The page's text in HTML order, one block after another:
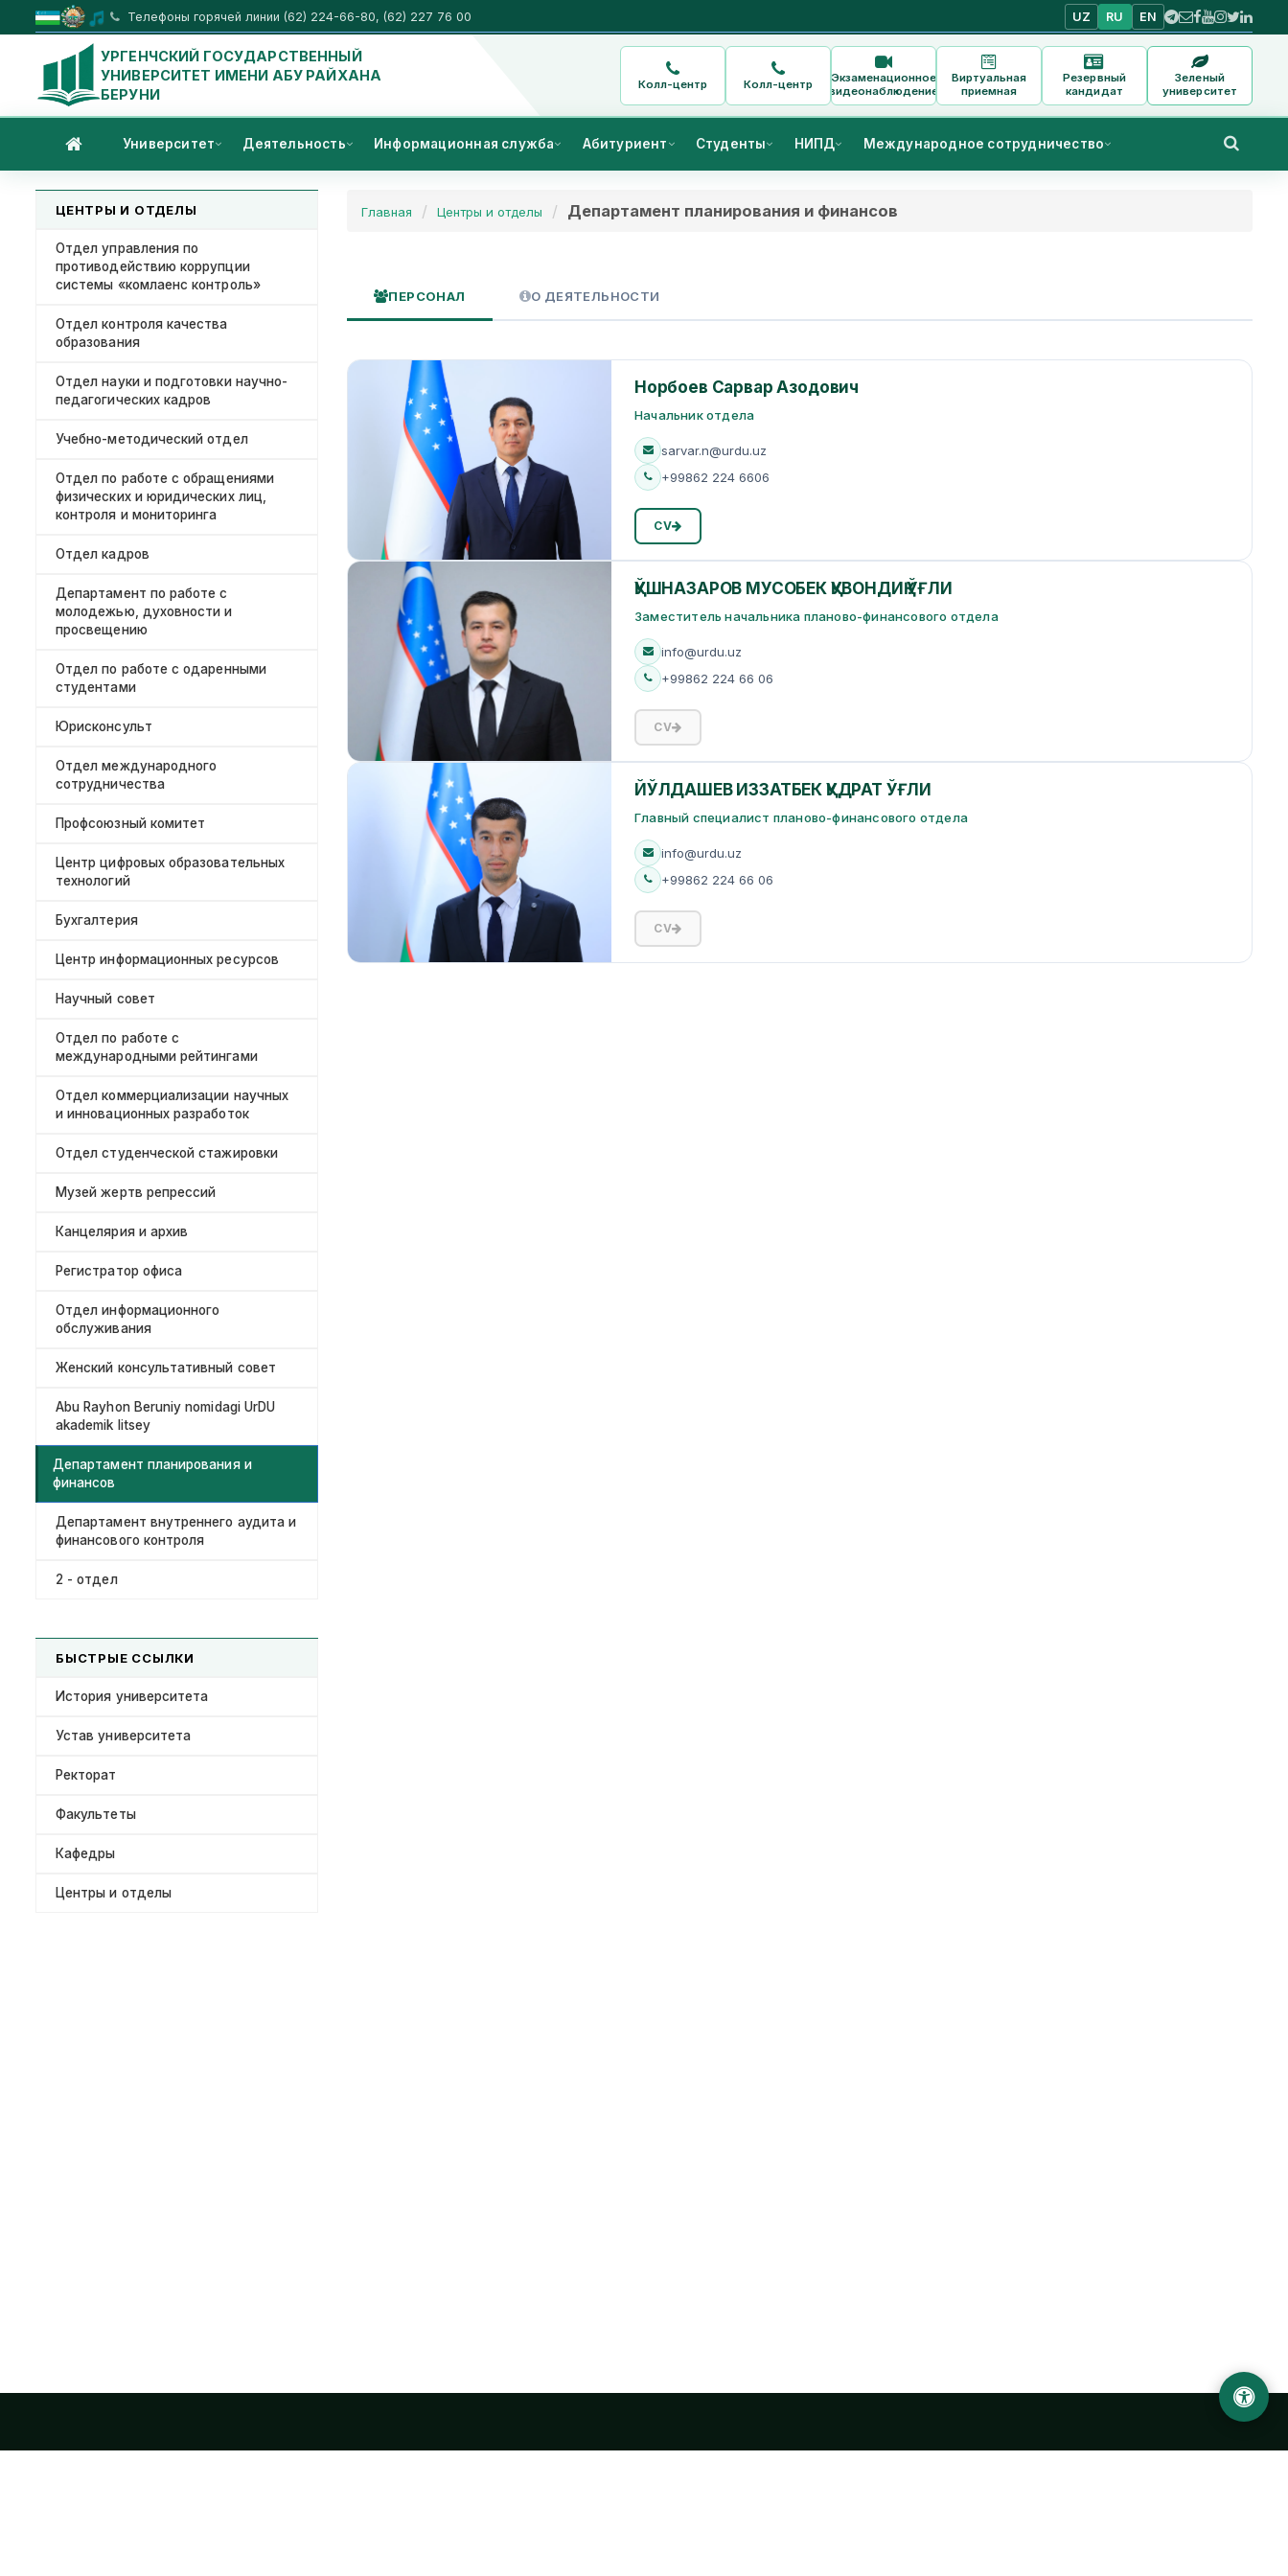
Телефоны горячей линии (62) 224-66-80, (62) 227 76 00 UZ RU EN
УРГЕНЧСКИЙ ГОСУДАРСТВЕННЫЙ
УНИВЕРСИТЕТ ИМЕНИ АБУ РАЙХАНА
БЕРУНИ
Колл-центр Колл-центр
Экзаменационное
видеонаблюдение
Виртуальная
приемная
Резервный
кандидат
Зеленый
университет
Университет Деятельность Информационная служба Абитуриент Студенты НИПД Международное сотрудничество
Главная Центры и отделы Департамент планирования и финансов
ПЕРСОНАЛ О ДЕЯТЕЛЬНОСТИ
Норбоев Сарвар Азодович
Начальник отдела
sarvar.n@urdu.uz
+99862 224 6606
CV
ҚЎШНАЗАРОВ МУСОБEК ҚУВОНДИҚ ЎҒЛИ
Заместитель начальника планово-финансового отдела
info@urdu.uz
+99862 224 66 06
CV
ЙЎЛДАШEВ ИЗЗАТБEК ҚУДРАТ ЎҒЛИ
Главный специалист планово-финансового отдела
info@urdu.uz
+99862 224 66 06
CV
ЦЕНТРЫ И ОТДЕЛЫ
Отдел управления по
противодействию коррупции
системы «комлаенс контроль»
Отдел контроля качества
образования
Отдел науки и подготовки научно-
педагогических кадров
Учебно-методический отдел
Отдел по работе с обращениями
физических и юридических лиц,
контроля и мониторинга
Отдел кадров
Департамент по работе с
молодежью, духовности и
просвещению
Отдел по работе с одаренными
студентами
Юрисконсульт
Отдел международного
сотрудничества
Профсоюзный комитет
Центр цифровых образовательных
технологий
Бухгалтерия
Центр информационных ресурсов
Научный совет
Отдел по работе с
международными рейтингами
Отдел коммерциализации научных
и инновационных разработок
Отдел студенческой стажировки
Музей жертв репрессий
Канцелярия и архив
Регистратор офиса
Отдел информационного
обслуживания
Женский консультативный совет
Abu Rayhon Beruniy nomidagi UrDU
akademik litsey
Департамент планирования и
финансов
Департамент внутреннего аудита и
финансового контроля
2 - отдел
БЫСТРЫЕ ССЫЛКИ
История университета
Устав университета
Ректорат
Факультеты
Кафедры
Центры и отделы